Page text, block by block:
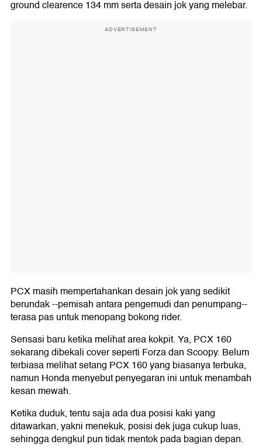
ground clearence 134 mm serta desain jok yang melebar.
ADVERTISEMENT
PCX masih mempertahankan desain jok yang sedikit
berundak --pemisah antara pengemudi dan penumpang--
terasa pas untuk menopang bokong rider.
Sensasi baru ketika melihat area kokpit. Ya, PCX 160
sekarang dibekali cover seperti Forza dan Scoopy. Belum
terbiasa melihat setang PCX 160 yang biasanya terbuka,
namun Honda menyebut penyegaran ini untuk menambah
kesan mewah.
Ketika duduk, tentu saja ada dua posisi kaki yang
ditawarkan, yakni menekuk, posisi dek juga cukup luas,
sehingga dengkul pun tidak mentok pada bagian depan.